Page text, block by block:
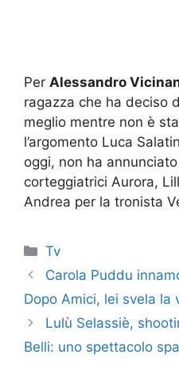
Per Alessandro
ragazza che ha deciso
meglio mentre non è
l’argomento Luca
oggi, non ha
corteggiatrici Aurora,
Andrea per la tronista
Categorie
Tv
Carola Puddu
Dopo Amici, lei svela la
Lulù Selassiè,
Belli: uno spettacolo